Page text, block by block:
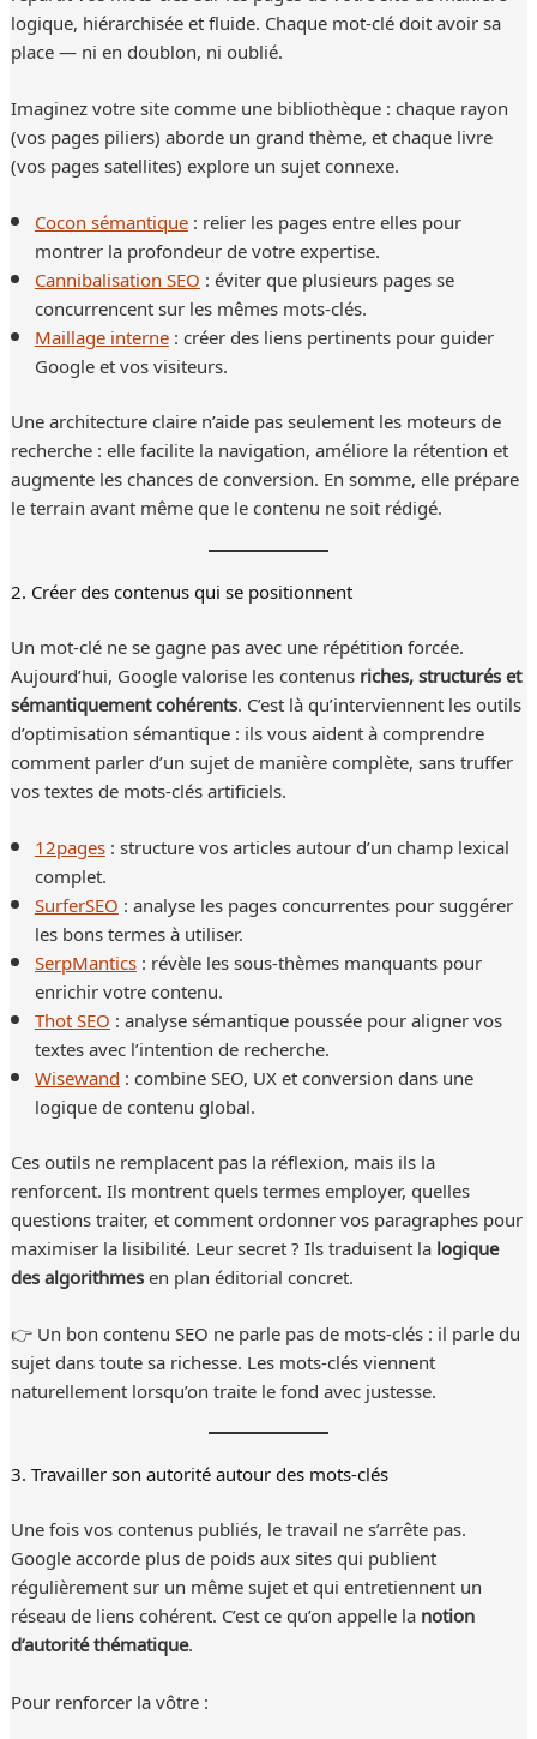
logique, hiérarchisée et fluide. Chaque mot-clé doit avoir sa
place — ni en doublon, ni oublié.
Imaginez votre site comme une bibliothèque : chaque rayon
(vos pages piliers) aborde un grand thème, et chaque livre
(vos pages satellites) explore un sujet connexe.
Cocon sémantique: relier les pages entre elles pour
montrer la profondeur de votre expertise.
Cannibalisation SEO : éviter que plusieurs pages se
concurrencent sur les mêmes mots-clés.
Maillage interne: créer des liens pertinents pour guider
Google et vos visiteurs.
Une architecture claire n’aide pas seulement les moteurs de
recherche : elle facilite la navigation, améliore la rétention et
augmente les chances de conversion. En somme, elle prépare
le terrain avant même que le contenu ne soit rédigé.
2. Créer des contenus qui se positionnent
Un mot-clé ne se gagne pas avec une répétition forcée.
Aujourd’hui, Google valorise les contenusriches, structurés et
sémantiquement cohérents. C’est là qu’interviennent les outils
d’optimisation sémantique : ils vous aident à comprendre
comment parler d’un sujet de manière complète, sans truffer
vos textes de mots-clés artificiels.
12pages: structure vos articles autour d’un champ lexical
complet.
SurferSEO : analyse les pages concurrentes pour suggérer
les bons termes à utiliser.
SerpMantics: révèle les sous-thèmes manquants pour
enrichir votre contenu.
Thot SEO : analyse sémantique poussée pour aligner vos
textes avec l’intention de recherche.
Wisewand : combine SEO, UX et conversion dans une
logique de contenu global.
Ces outils ne remplacent pas la réflexion, mais ils la
renforcent. Ils montrent quels termes employer, quelles
questions traiter, et comment ordonner vos paragraphes pour
maximiser la lisibilité. Leur secret ? Ils traduisent lalogique
des algorithmesen plan éditorial concret.
👉 Un bon contenu SEO ne parle pas de mots-clés : il parle du
sujet dans toute sa richesse. Les mots-clés viennent
naturellement lorsqu’on traite le fond avec justesse.
3. Travailler son autorité autour des mots-clés
Une fois vos contenus publiés, le travail ne s’arrête pas.
Google accorde plus de poids aux sites qui publient
régulièrement sur un même sujet et qui entretiennent un
réseau de liens cohérent. C’est ce qu’on appelle lanotion
d’autorité thématique.
Pour renforcer la vôtre :